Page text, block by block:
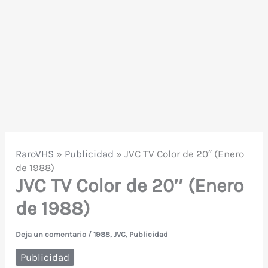
RaroVHS » Publicidad »JVC TV Color de 20″ (Enero
de 1988)
JVC TV Color de 20″ (Enero
de 1988)
Deja un comentario /1988,JVC, Publicidad
Publicidad